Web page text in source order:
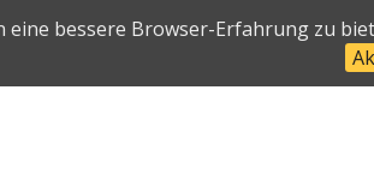
eine bessere Browser-Erfahrung zu
Nordhalben
& Arbeiten in perfekter Natur!